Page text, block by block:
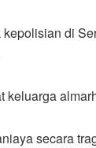
di
keluarga
secara